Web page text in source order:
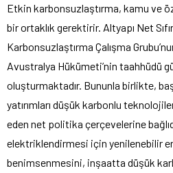
Etkin karbonsuzlaştırma, kamu ve
bir ortaklık gerektirir. Altyapı Net
Karbonsuzlaştırma Çalışma
Avustralya Hükümeti’nin taahhüdü
oluşturmaktadır. Bununla birlikte,
yatırımları düşük karbonlu
eden net politika çerçevelerine
elektriklendirmesi için yenilenebilir
benimsenmesini, inşaatta düşük